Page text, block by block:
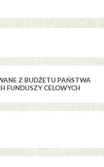
Z BUDŻETU PAŃSTWA
FUNDUSZY CELOWYCH